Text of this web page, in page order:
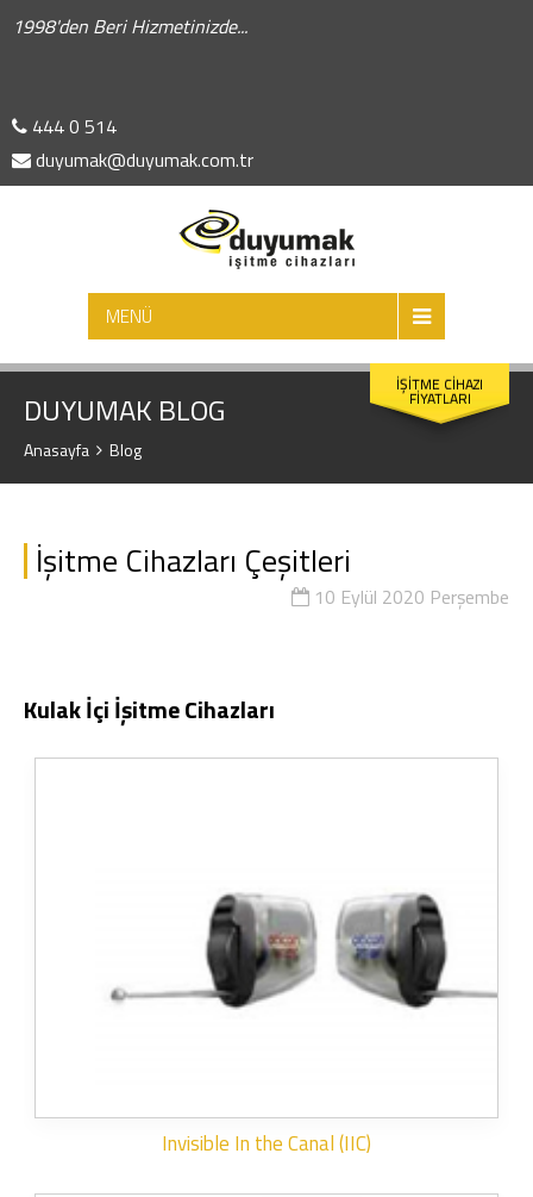
1998'den Beri Hizmetinizde...
444 0 514
duyumak@duyumak.com.tr
MENÜ
İŞİTME CİHAZI
FİYATLARI
DUYUMAK BLOG
Anasayfa Blog
İşitme Cihazları Çeşitleri
10 Eylül 2020 Perşembe
Kulak İçi İşitme Cihazları
Invisible In the Canal (IIC)